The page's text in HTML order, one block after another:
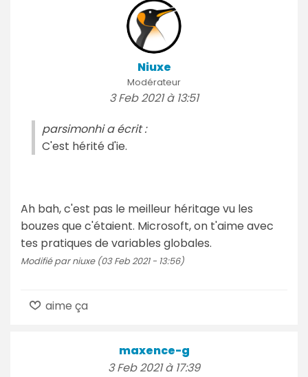
Niuxe
Modérateur
3 Feb 2021 à 13:51
parsimonhi a écrit :
C'est hérité d'ie.
Ah bah, c'est pas le meilleur héritage vu les
bouzes que c'étaient. Microsoft, on t'aime avec
tes pratiques de variables globales.
Modifié par niuxe (03 Feb 2021 - 13:56)
aime ça
maxence-g
3 Feb 2021 à 17:39